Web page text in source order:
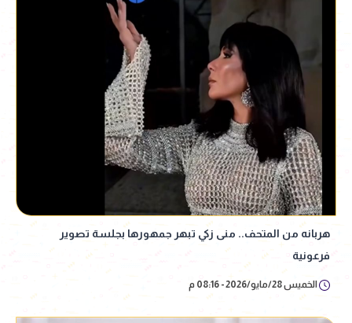
هربانه من المتحف.. منى زكي تبهر جمهورها بجلسة تصوير
فرعونية
الخميس 28/مايو/2026 - 08:16 م